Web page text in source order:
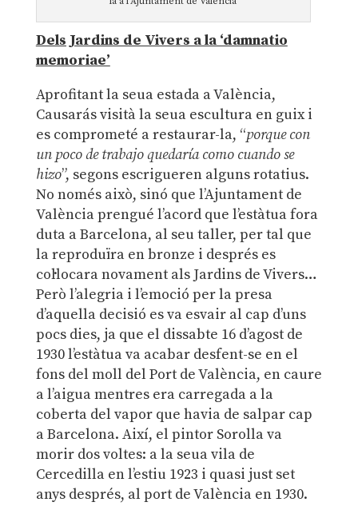
Dels Jardins de Vivers a la ‘damnatio
memoriae’
Aprofitant la seua estada a València,
Causarás visità la seua escultura en guix i
es comprometé a restaurar-la, “porque con
un poco de trabajo quedaría como cuando se
hizo”, segons escrigueren alguns rotatius.
No només això, sinó que l’Ajuntament de
València prengué l’acord que l’estàtua fora
duta a Barcelona, al seu taller, per tal que
la reproduïra en bronze i després es
col·locara novament als Jardins de Vivers…
Però l’alegria i l’emoció per la presa
d’aquella decisió es va esvair al cap d’uns
pocs dies, ja que el dissabte 16 d’agost de
1930 l’estàtua va acabar desfent-se en el
fons del moll del Port de València, en caure
a l’aigua mentres era carregada a la
coberta del vapor que havia de salpar cap
a Barcelona. Així, el pintor Sorolla va
morir dos voltes: a la seua vila de
Cercedilla en l’estiu 1923 i quasi just set
anys després, al port de València en 1930.